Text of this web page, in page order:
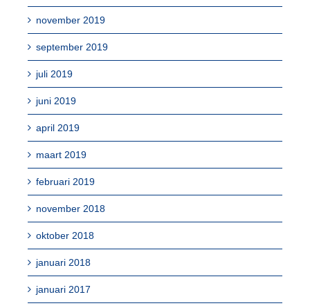
november 2019
september 2019
juli 2019
juni 2019
april 2019
maart 2019
februari 2019
november 2018
oktober 2018
januari 2018
januari 2017